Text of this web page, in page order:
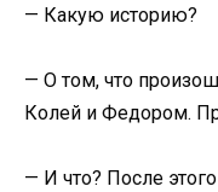
— Какую историю?
— О том, что
Колей и Федором.
— И что? После